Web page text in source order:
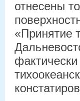
отнесены
«Принятие